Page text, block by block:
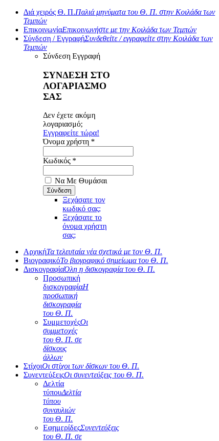
Διά χειρός Θ. Π.Παλιά μηνύματα του Θ. Π. στην Κοιλάδα των
Τεμπών
ΕπικοινωνίαΕπικοινωνήστε με την Κοιλάδα των Τεμπών
Σύνδεση / ΕγγραφήΣυνδεθείτε / εγγραφείτε στην Κοιλάδα των
Τεμπών
Σύνδεση Εγγραφή
ΣΥΝΔΕΣΗ ΣΤΟ
ΛΟΓΑΡΙΑΣΜΟ
ΣΑΣ
Δεν έχετε ακόμη
λογαριασμό;
Εγγραφείτε τώρα!
Όνομα χρήστη *
Κωδικός *
Να Με Θυμάσαι
Ξεχάσατε τον
κωδικό σας;
Ξεχάσατε το
όνομα χρήστη
σας;
ΑρχικήΤα τελευταία νέα σχετικά με τον Θ. Π.
ΒιογραφικόΤο βιογραφικό σημείωμα του Θ. Π.
ΔισκογραφίαΌλη η δισκογραφία του Θ. Π.
Προσωπική
δισκογραφίαΗ
προσωπική
δισκογραφία
του Θ. Π.
ΣυμμετοχέςΟι
συμμετοχές
του Θ. Π. σε
δίσκους
άλλων
ΣτίχοιΟι στίχοι των δίσκων του Θ. Π.
ΣυνεντεύξειςΟι συνεντεύξεις του Θ. Π.
Δελτία
τύπουΔελτία
τύπου
συναυλιών
του Θ. Π.
ΕφημερίδεςΣυνεντεύξεις
του Θ. Π. σε